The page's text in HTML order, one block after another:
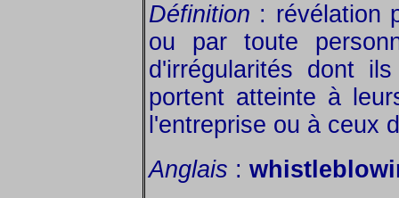
Définition : révélation
ou par toute
d'irrégularités dont
portent atteinte à
l'entreprise ou à ceux
Anglais :